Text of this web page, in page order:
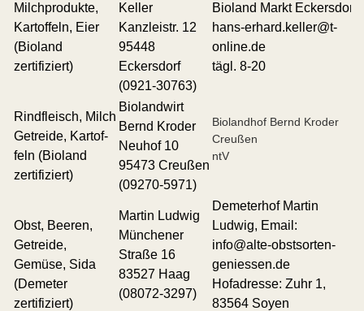
Milchprodukte,
Kartoffeln, Eier
(Bioland
zertifiziert)
Keller
Kanzleistr. 12
95448
Eckersdorf
(0921-30763)
Bioland MarktEckersdorf
hans-erhard.keller@t-
online.de
tägl. 8-20
Rindfleisch, Milch
Getreide, Kartof­
feln (Bioland
zertifiziert)
Biolandwirt
Bernd Kroder
Neuhof 10
95473 Creußen
(09270-5971)
Biolandhof Bernd Kroder
Creußen
ntV
Obst, Beeren,
Getreide,
Gemüse, Sida
(Demeter
zertifiziert)
Martin Ludwig
Münchener
Straße 16
83527 Haag
(08072-3297)
Demeterhof Martin
Ludwig, Email:
info@alte-obstsorten-
geniessen.de
Hofadresse: Zuhr 1,
83564 Soyen